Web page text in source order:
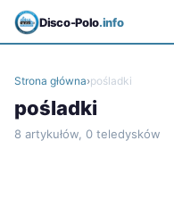
Disco-Polo.info
Strona główna›pośladki
pośladki
8 artykułów, 0 teledysków